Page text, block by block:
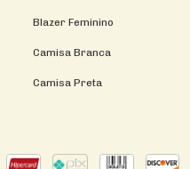
Blazer Feminino
Camisa Branca
Camisa Preta